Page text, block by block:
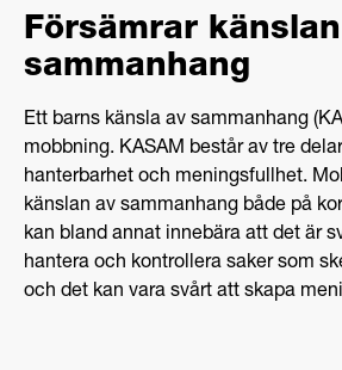
Försämrar
sammanhang
Ett barns känsla av sammanhang
mobbning. KASAM består av tre
hanterbarhet och meningsfullhet.
känslan av sammanhang både på
kan bland annat innebära att det är
hantera och kontrollera saker som
och det kan vara svårt att skapa